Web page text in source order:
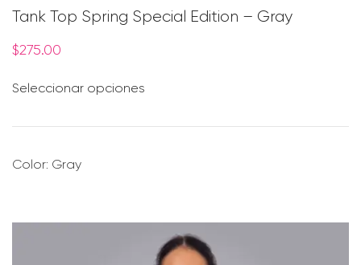
Tank Top Spring Special Edition – Gray
$275.00
Seleccionar opciones
Color: Gray